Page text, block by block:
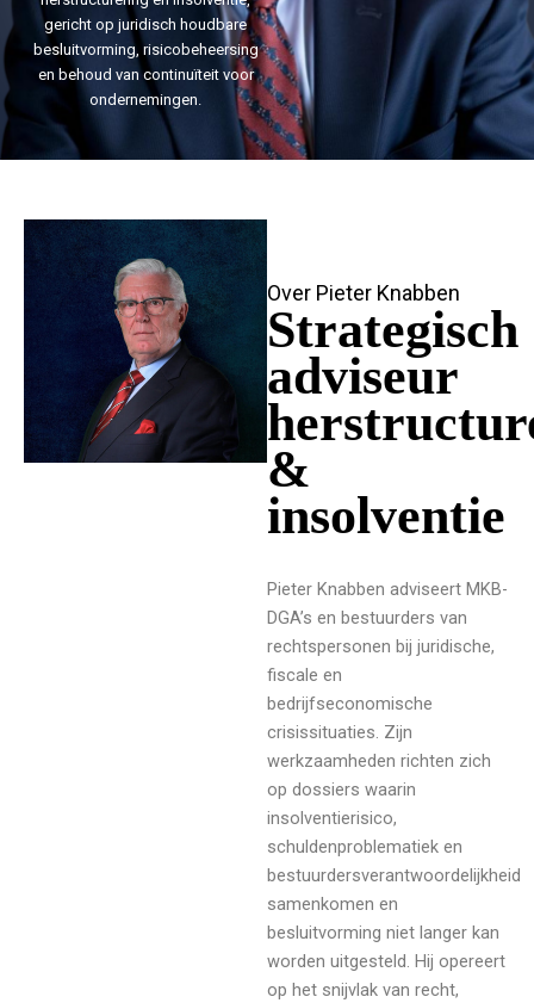
gericht op juridisch houdbare
besluitvorming, risicobeheersing
en behoud van continuïteit voor
ondernemingen.
Over Pieter Knabben
Strategisch
adviseur
&
insolventie
Pieter Knabben adviseert MKB-
DGA’s en bestuurders van
rechtspersonen bij juridische,
fiscale en
bedrijfseconomische
crisissituaties. Zijn
werkzaamheden richten zich
op dossiers waarin
insolventierisico,
schuldenproblematiek en
bestuurdersverantwoordelijkheid
samenkomen en
besluitvorming niet langer kan
worden uitgesteld. Hij opereert
op het snijvlak van recht,